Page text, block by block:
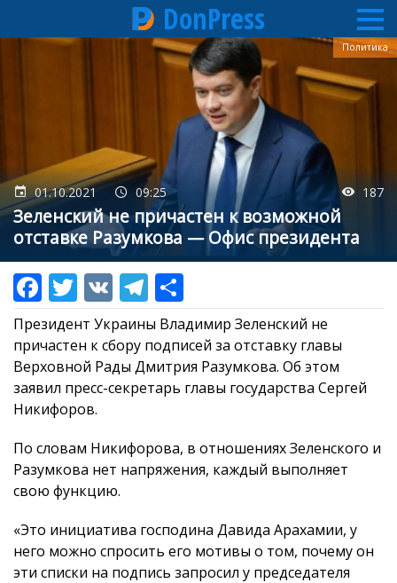
Перейти
DonPress
01.10.2021 09:25 187
Зеленский не причастен к возможной
отставке Разумкова — Офис президента
Политика
Президент Украины Владимир Зеленский не
причастен к сбору подписей за отставку главы
Верховной Рады Дмитрия Разумкова. Об этом
заявил пресс-секретарь главы государства Сергей
Никифоров.
По словам Никифорова, в отношениях Зеленского и
Разумкова нет напряжения, каждый выполняет
свою функцию.
«Это инициатива господина Давида Арахамии, у
него можно спросить его мотивы о том, почему он
эти списки на подпись запросил у председателя